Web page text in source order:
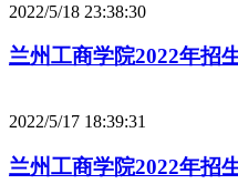
2022/5/18 23:38:30
兰州工商学院2022年招
2022/5/17 18:39:31
兰州工商学院2022年招